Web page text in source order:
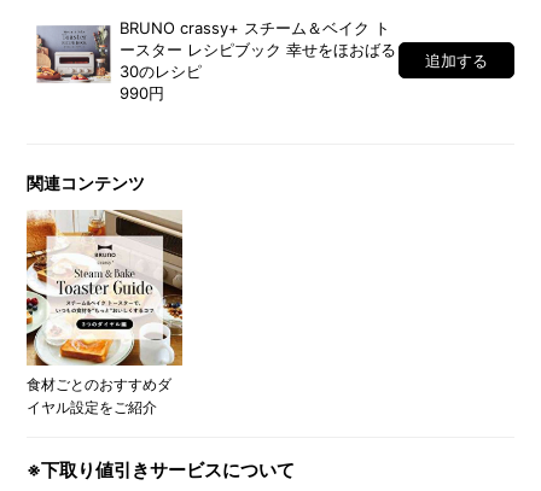
BRUNO crassy+ スチーム＆ベイク ト
ースター レシピブック 幸せをほおばる
30のレシピ
990円
追加する
関連コンテンツ
食材ごとのおすすめダ
イヤル設定をご紹介
※下取り値引きサービスについて